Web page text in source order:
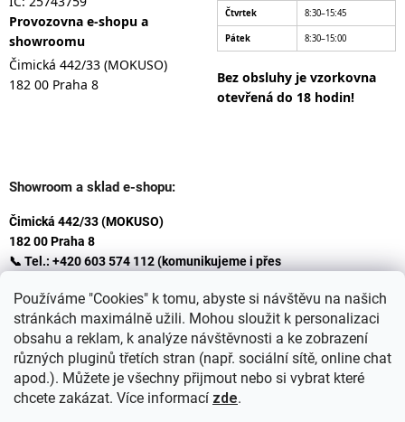
Používáme "Cookies" k tomu, abyste si návštěvu na našich
stránkách maximálně užili. Mohou sloužit k personalizaci
obsahu a reklam, k analýze návštěvnosti a ke zobrazení
různých pluginů třetích stran (např. sociální sítě, online chat
apod.). Můžete je všechny přijmout nebo si vybrat které
chcete zakázat. Více informací zde.
Provozovna e-shopu a
showroomu
Čimická 442/33 (MOKUSO)
182 00 Praha 8
Čtvrtek 8:30–15:45
Pátek 8:30–15:00
Bez obsluhy je vzorkovna
otevřená do 18 hodin!
Showroom a sklad e-shopu:
Čimická 442/33 (MOKUSO)
182 00 Praha 8
📞 Tel.: +420 603 574 112 (komunikujeme i přes
✉️ E-mail: info@ceskakoupelna.cz